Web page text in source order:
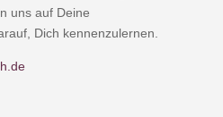
uns auf Deine
Dich kennenzulernen.